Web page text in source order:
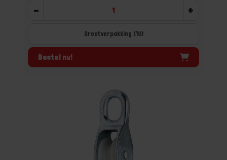
- +
Grootverpakking (10)
Bestel nu!